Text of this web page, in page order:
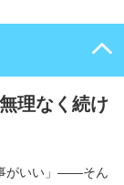
理なく続け
がいい」——そん